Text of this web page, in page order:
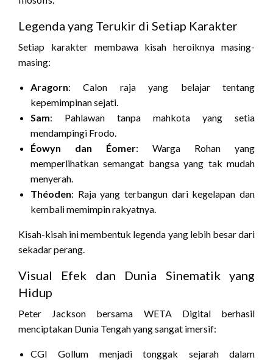
Legenda yang Terukir di Setiap Karakter
Setiap karakter membawa kisah heroiknya masing-
masing:
Aragorn: Calon raja yang belajar tentang
kepemimpinan sejati.
Sam: Pahlawan tanpa mahkota yang setia
mendampingi Frodo.
Éowyn dan Éomer: Warga Rohan yang
memperlihatkan semangat bangsa yang tak mudah
menyerah.
Théoden: Raja yang terbangun dari kegelapan dan
kembali memimpin rakyatnya.
Kisah-kisah ini membentuk legenda yang lebih besar dari
sekadar perang.
Visual Efek dan Dunia Sinematik yang
Hidup
Peter Jackson bersama WETA Digital berhasil
menciptakan Dunia Tengah yang sangat imersif:
CGI Gollum menjadi tonggak sejarah dalam